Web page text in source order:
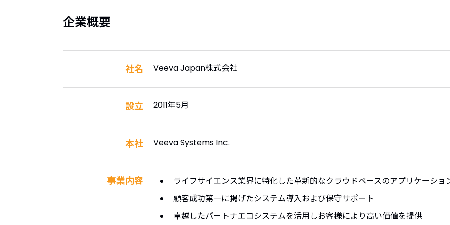
企業概要
社名 Veeva Japan株式会社
設立 2011年5月
本社 Veeva Systems Inc.
事業内容
ライフサイエンス業界に特化した革新的なクラウドベースのアプリケーショ
顧客成功第一に掲げたシステム導入および保守サポート
卓越したパートナエコシステムを活用しお客様により高い価値を提供